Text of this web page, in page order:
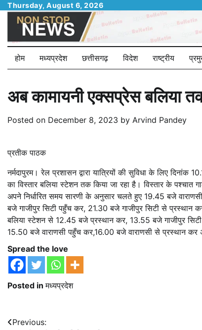
Skip
content
Thursday, August 6, 2026
होम मध्यप्रदेश छत्तीसगढ़ विदेश राष्ट्रीय
अब कामायनी एक्सप्रेस बलिया
Posted on December 8, 2023 by Arvind Pandey
प्रतीक पाठक
नर्मदापुरम। रेल प्रशासन द्वारा यात्रियों की सुविधा के लिए
का विस्तार बलिया स्टेशन तक किया जा रहा है। विस्तार के
अपने निर्धारित समय सारणी के अनुसार चलते हुए 19.45 बजे
बजे गाजीपुर सिटी पहुँच कर, 21.30 बजे गाजीपुर सिटी से प्रस्थान
बलिया स्टेशन से 12.45 बजे प्रस्थान कर, 13.55 बजे गाजीपुर
15.50 बजे वाराणसी पहुँच कर,16.00 बजे वाराणसी से प्रस्थान कर
Spread the love
Posted inमध्यप्रदेश
Post
Previous: